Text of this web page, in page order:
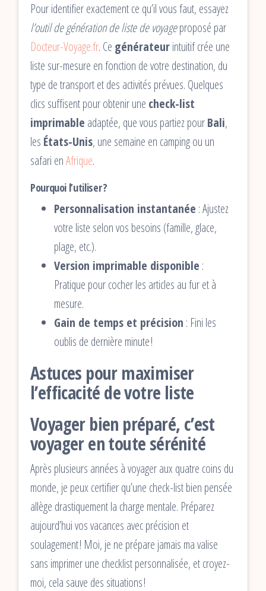
Pour identifier exactement ce qu’il vous faut, essayez
l’outil de génération de liste de voyageproposé par
Docteur-Voyage.fr. Ce générateurintuitif crée une
liste sur-mesure en fonction de votre destination, du
type de transport et des activités prévues. Quelques
clics suffisent pour obtenir une check-list
imprimable adaptée, que vous partiez pourBali,
les États-Unis, une semaine en camping ou un
safari enAfrique.
Pourquoi l’utiliser ?
Personnalisation instantanée : Ajustez
votre liste selon vos besoins (famille, glace,
plage, etc.).
Version imprimable disponible :
Pratique pour cocher les articles au fur et à
mesure.
Gain de temps et précision : Fini les
oublis de dernière minute !
Astuces pour maximiser
l’efficacité de votre liste
Voyager bien préparé, c’est
voyager en toute sérénité
Après plusieurs années à voyager aux quatre coins du
monde, je peux certifier qu’une check-list bien pensée
allège drastiquement la charge mentale. Préparez
aujourd’hui vos vacances avec précision et
soulagement ! Moi, je ne prépare jamais ma valise
sans imprimer une checklist personnalisée, et croyez-
moi, cela sauve des situations !